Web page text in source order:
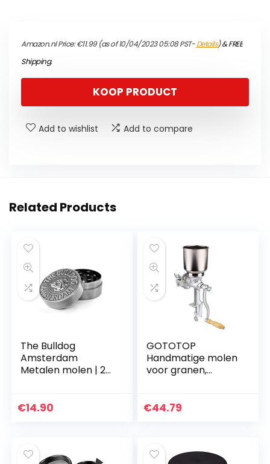
Amazon.nl Price:€11.99(as of 10/04/2023 05:08 PST-Details)&FREE
Shipping.
KOOP PRODUCT
Add to wishlist Add to compare
Related Products
The Bulldog
Amsterdam
Metalen molen | 2
voor King Size
€14.90
GOTOTOP
Handmatige molen
voor granen,
schaalvruchten.
€44.79